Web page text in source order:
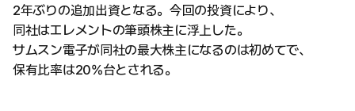
2年ぶりの追加出資となる。今回の投資により、
同社はエレメントの筆頭株主に浮上した。
サムスン電子が同社の最大株主になるのは初めてで、
保有比率は20%台とされる。